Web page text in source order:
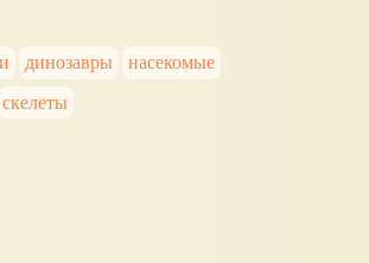
динозавры
насекомые
скелеты